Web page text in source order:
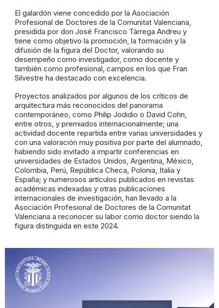
El galardón viene concedido por la Asociación
Profesional de Doctores de la Comunitat Valenciana,
presidida por don José Francisco Tárrega Andreu y
tiene como objetivo la promoción, la formación y la
difusión de la figura del Doctor, valorando su
desempeño como investigador, como docente y
también como profesional, campos en los que Fran
Silvestre ha destacado con excelencia.
Proyectos analizados por algunos de los críticos de
arquitectura más reconocidos del panorama
contemporáneo, como Philip Jodidio o David Cohn,
entre otros, y premiados internacionalmente; una
actividad docente repartida entre varias universidades y
con una valoración muy positiva por parte del alumnado,
habiendo sido invitado a impartir conferencias en
universidades de Estados Unidos, Argentina, México,
Colombia, Perú, República Checa, Polonia, Italia y
España; y numerosos artículos publicados en revistas
académicas indexadas y otras publicaciones
internacionales de investigación, han llevado a la
Asociación Profesional de Doctores de la Comunitat
Valenciana a reconocer su labor como doctor siendo la
figura distinguida en este 2024.